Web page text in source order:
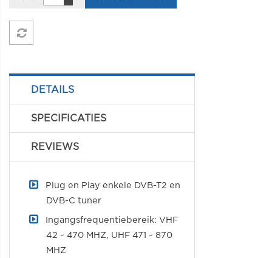
DETAILS
SPECIFICATIES
REVIEWS
Plug en Play enkele DVB-T2 en
DVB-C tuner
Ingangsfrequentiebereik: VHF
42 ~ 470 MHZ, UHF 471 ~ 870
MHZ